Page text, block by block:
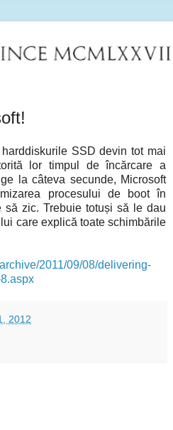
SSD devin tot mai
lor timpul de încărcare a
la câteva secunde, Microsoft
procesului de boot în
zic. Trebuie totuși să le dau
care explică toate schimbările
2011/09/08/delivering-
2012